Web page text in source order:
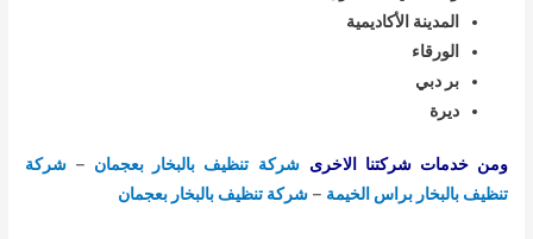
المدينة الأكاديمية
الورقاء
بر دبي
ديرة
ومن خدمات شركتنا الاخرى شركة تنظيف بالبخار بعجمان – شركة
تنظيف بالبخار براس الخيمة –شركة تنظيف بالبخار بعجمان